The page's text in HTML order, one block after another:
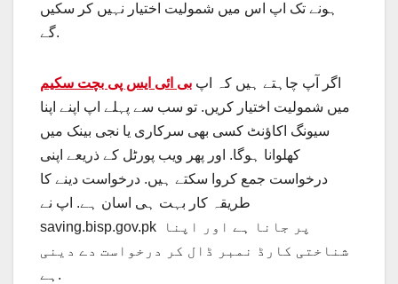
ہونے تک اپ اس میں شمولیت اختیار نہیں کر سکیں
گے.
اگر آپ چاہتے ہیں کہ اپ بی ائی ایس پی بچت سکیم
میں شمولیت اختیار کریں. تو سب سے پہلے اپ اپنے اپنا
سیونگ اکاؤنٹ کسی بھی سرکاری یا نجی بینک میں
کھلوانا ہوگا. اور پھر ویب پورٹل کے ذریعے اپنی
درخواست جمع کروا سکتے ہیں. درخواست دینے کا
طریقہ کار بہت ہی اسان ہے. اپ نے
saving.bisp.gov.pk پر جانا ہے اور اپنا
شناختی کارڈ نمبر ڈال کر درخواست دے دینی
ہے.